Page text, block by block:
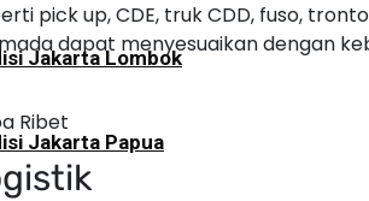
Jakarta Lombok
Jakarta Papua
pick up, CDE, truk CDD, fuso,
dapat menyesuaikan dengan